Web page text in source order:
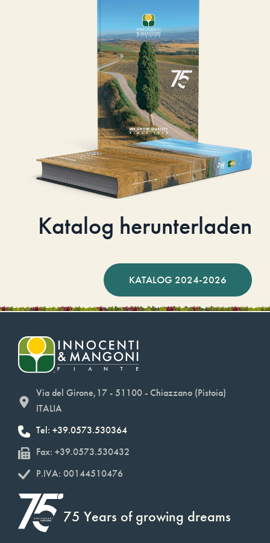
Katalog herunterladen
KATALOG 2024-2026
Via del Girone,17 - 51100 - Chiazzano (Pistoia)
ITALIA
Tel: +39.0573.530364
Fax: +39.0573.530432
P.IVA: 00144510476
75 Years of growing dreams